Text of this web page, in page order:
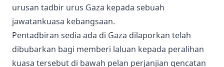
urusan tadbir urus Gaza kepada sebuah
jawatankuasa kebangsaan.
Pentadbiran sedia ada di Gaza dilaporkan telah
dibubarkan bagi memberi laluan kepada peralihan
kuasa tersebut di bawah pelan perjanjian gencatan